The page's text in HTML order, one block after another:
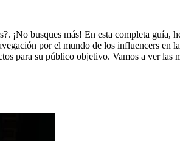
¡No busques más! En esta completa guía,
por el mundo de los influencers en
para su público objetivo. Vamos a ver las